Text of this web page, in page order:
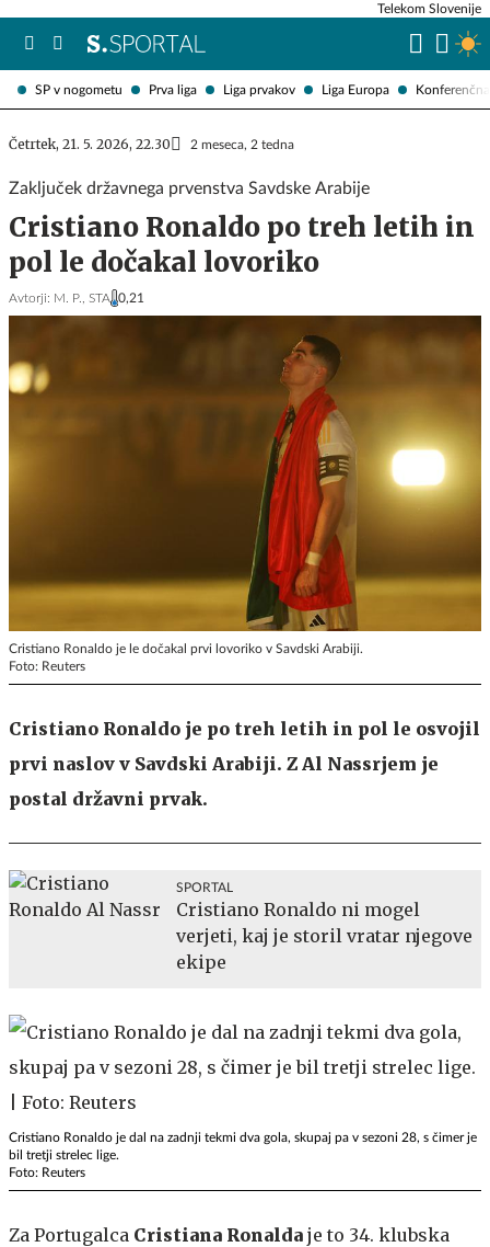
SP v nogometu Prva liga Liga prvakov Liga Europa
Telekom Slovenije
Četrtek, 21. 5. 2026, 22.30 2 meseca, 2 tedna
Zaključek državnega prvenstva Savdske Arabije
Cristiano Ronaldo po treh letih in
pol le dočakal lovoriko
Avtorji: M. P., STA 0,21
Cristiano Ronaldo je le dočakal prvi lovoriko v Savdski Arabiji.
Foto: Reuters
Cristiano Ronaldo je po treh letih in pol le osvojil
prvi naslov v Savdski Arabiji. Z Al Nassrjem je
postal državni prvak.
SPORTAL
Cristiano Ronaldo ni mogel
verjeti, kaj je storil vratar njegove
ekipe
Cristiano Ronaldo je dal na zadnji tekmi dva gola, skupaj pa v sezoni 28, s čimer je
bil tretji strelec lige.
Foto: Reuters
Za Portugalca Cristiana Ronalda je to 34. klubska